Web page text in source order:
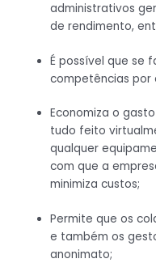
administrativos
de rendimento,
É possível que se
competências por
Economiza o
tudo feito
qualquer
com que a
minimiza custos;
Permite que os
e também os
anonimato;